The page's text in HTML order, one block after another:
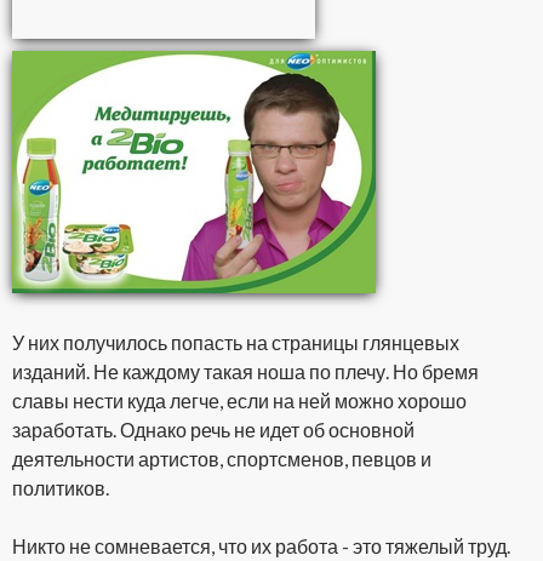
У них получилось попасть на страницы глянцевых
изданий. Не каждому такая ноша по плечу. Но бремя
славы нести куда легче, если на ней можно хорошо
заработать. Однако речь не идет об основной
деятельности артистов, спортсменов, певцов и
политиков.
Никто не сомневается, что их работа - это тяжелый труд.